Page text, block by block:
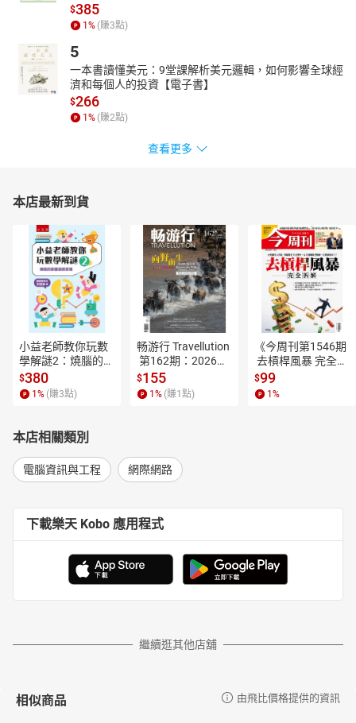
$385
1 % (賺3點)
5
一本書讀懂美元：9堂課解析美元邏輯，如何影響全球經
濟和每個人的投資【電子書】
$266
1 % (賺2點)
查看更多
本店最新到貨
小益老師教你玩數
學解謎2：燒腦的節
慶遊戲密碼【電子
書】
$380
1 % (賺3點)
畅游行 Travellution
第162期：2026年
8月号（中英雙語
版）【電子書】
$155
1 % (賺1 點)
《今周刊第1546期
去槓桿風暴 完全拆
解》【電子書】
$99
1 %
本店相關類別
電腦資訊與工程 網際網路
下載樂天 Kobo 應用程式
繼續逛其他店舖
相似商品 由飛比價格提供的資訊